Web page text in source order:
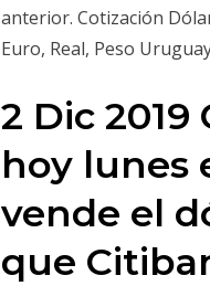
anterior. Cotización
Euro, Real, Peso
2 Dic
hoy lunes
vende el
que